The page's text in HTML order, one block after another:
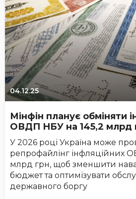
04.12.25
Мінфін планує обміняти
ОВДП НБУ на 145,2 млрд
У 2026 році Україна може
репрофайлінг інфляційних
млрд грн, щоб зменшити
бюджет та оптимізувати
державного боргу